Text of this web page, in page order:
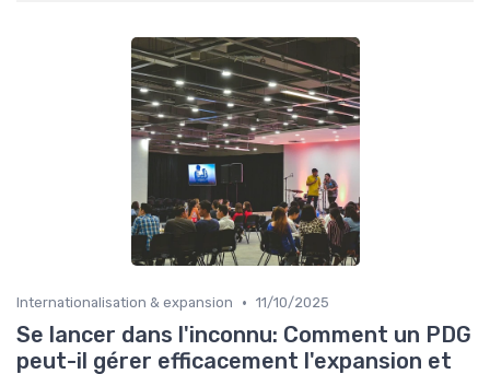
Internationalisation & expansion • 11/10/2025
Se lancer dans l'inconnu: Comment un PDG
peut-il gérer efficacement l'expansion et